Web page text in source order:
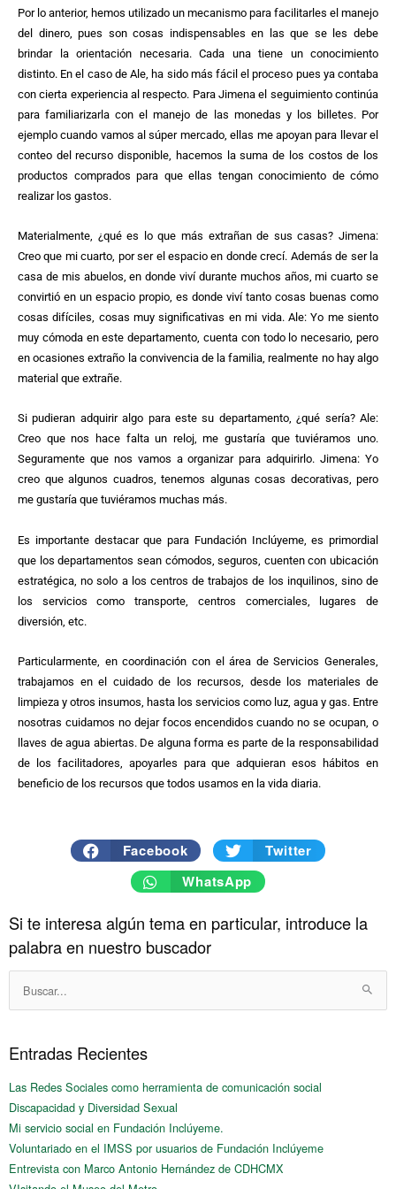
Por lo anterior, hemos utilizado un mecanismo para facilitarles el manejo
del dinero, pues son cosas indispensables en las que se les debe
brindar la orientación necesaria. Cada una tiene un conocimiento
distinto. En el caso de Ale, ha sido más fácil el proceso pues ya contaba
con cierta experiencia al respecto. Para Jimena el seguimiento continúa
para familiarizarla con el manejo de las monedas y los billetes. Por
ejemplo cuando vamos al súper mercado, ellas me apoyan para llevar el
conteo del recurso disponible, hacemos la suma de los costos de los
productos comprados para que ellas tengan conocimiento de cómo
realizar los gastos.
Materialmente, ¿qué es lo que más extrañan de sus casas? Jimena:
Creo que mi cuarto, por ser el espacio en donde crecí. Además de ser la
casa de mis abuelos, en donde viví durante muchos años, mi cuarto se
convirtió en un espacio propio, es donde viví tanto cosas buenas como
cosas difíciles, cosas muy significativas en mi vida. Ale: Yo me siento
muy cómoda en este departamento, cuenta con todo lo necesario, pero
en ocasiones extraño la convivencia de la familia, realmente no hay algo
material que extrañe.
Si pudieran adquirir algo para este su departamento, ¿qué sería? Ale:
Creo que nos hace falta un reloj, me gustaría que tuviéramos uno.
Seguramente que nos vamos a organizar para adquirirlo. Jimena: Yo
creo que algunos cuadros, tenemos algunas cosas decorativas, pero
me gustaría que tuviéramos muchas más.
Es importante destacar que para Fundación Inclúyeme, es primordial
que los departamentos sean cómodos, seguros, cuenten con ubicación
estratégica, no solo a los centros de trabajos de los inquilinos, sino de
los servicios como transporte, centros comerciales, lugares de
diversión, etc.
Particularmente, en coordinación con el área de Servicios Generales,
trabajamos en el cuidado de los recursos, desde los materiales de
limpieza y otros insumos, hasta los servicios como luz, agua y gas. Entre
nosotras cuidamos no dejar focos encendidos cuando no se ocupan, o
llaves de agua abiertas. De alguna forma es parte de la responsabilidad
de los facilitadores, apoyarles para que adquieran esos hábitos en
beneficio de los recursos que todos usamos en la vida diaria.
Facebook
Twitter
WhatsApp
Si te interesa algún tema en particular, introduce la
palabra en nuestro buscador
Buscar:
Entradas Recientes
Las Redes Sociales como herramienta de comunicación social
Discapacidad y Diversidad Sexual
Mi servicio social en Fundación Inclúyeme.
Voluntariado en el IMSS por usuarios de Fundación Inclúyeme
Entrevista con Marco Antonio Hernández de CDHCMX
Historico